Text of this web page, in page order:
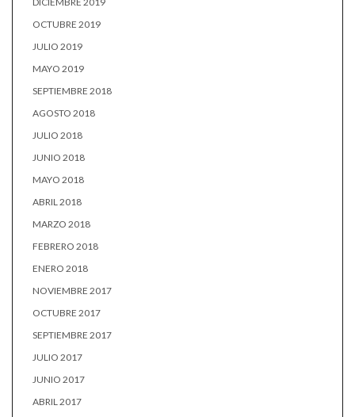
OCTUBRE 2019
JULIO 2019
MAYO 2019
SEPTIEMBRE 2018
AGOSTO 2018
JULIO 2018
JUNIO 2018
MAYO 2018
ABRIL 2018
MARZO 2018
FEBRERO 2018
ENERO 2018
NOVIEMBRE 2017
OCTUBRE 2017
SEPTIEMBRE 2017
JULIO 2017
JUNIO 2017
ABRIL 2017